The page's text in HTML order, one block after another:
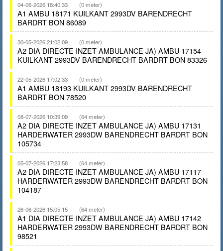
04-06-2026 18:40:33 (0 meter)
A1 AMBU 18171 KUILKANT 2993DV BARENDRECHT
BARDRT BON 86089
30-05-2026 21:02:09 (0 meter)
A2 DIA DIRECTE INZET AMBULANCE JA) AMBU 17154
KUILKANT 2993DV BARENDRECHT BARDRT BON 83326
22-05-2026 17:02:33 (0 meter)
A1 AMBU 18193 KUILKANT 2993DV BARENDRECHT
BARDRT BON 78520
08-07-2026 10:39:09 (64 meter)
A2 DIA DIRECTE INZET AMBULANCE JA) AMBU 17131
HARDERWATER 2993DW BARENDRECHT BARDRT BON
105734
05-07-2026 17:23:58 (64 meter)
A2 DIA DIRECTE INZET AMBULANCE JA) AMBU 17117
HARDERWATER 2993DW BARENDRECHT BARDRT BON
104187
26-06-2026 15:05:15 (64 meter)
A1 DIA DIRECTE INZET AMBULANCE JA) AMBU 17142
HARDERWATER 2993DW BARENDRECHT BARDRT BON
98521